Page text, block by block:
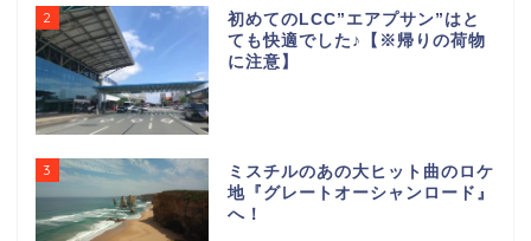
2
初めてのLCC”エアプサン”はと
ても快適でした♪【※帰りの荷物
に注意】
3
ミスチルのあの大ヒット曲のロケ
地『グレートオーシャンロード』
へ！